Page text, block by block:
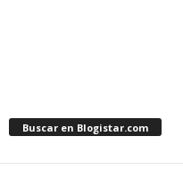
Buscar en Blogistar.com